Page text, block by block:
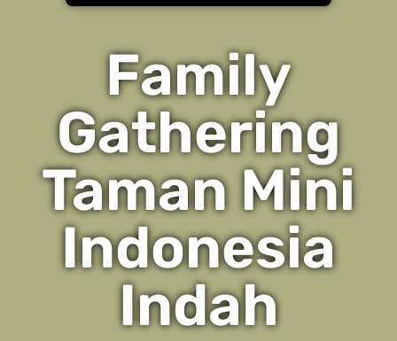
Family
Gathering
Taman Mini
Indonesia
Indah